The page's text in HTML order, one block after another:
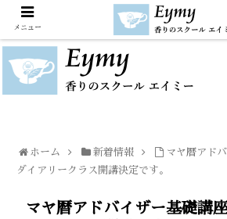
ホーム 新着情報
マヤ暦アド
ダイアリークラス開講決定です。
マヤ暦アドバイザー基礎講
メニュー